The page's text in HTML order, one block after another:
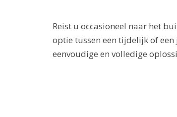
Reist u occasioneel naar het
optie tussen een tijdelijk of
eenvoudige en volledige